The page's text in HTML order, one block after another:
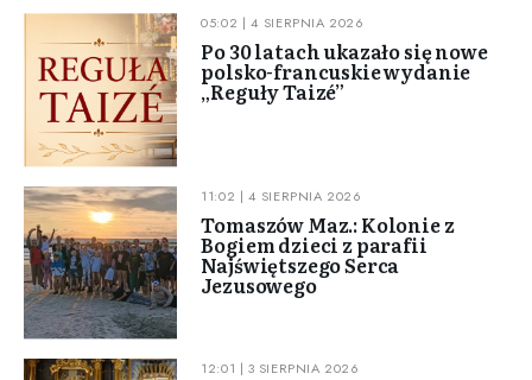
05:02 | 4 SIERPNIA 2026
Po 30 latach ukazało się nowe
polsko-francuskie wydanie
„Reguły Taizé”
11:02 | 4 SIERPNIA 2026
Tomaszów Maz.: Kolonie z
Bogiem dzieci z parafii
Najświętszego Serca
Jezusowego
12:01 | 3 SIERPNIA 2026